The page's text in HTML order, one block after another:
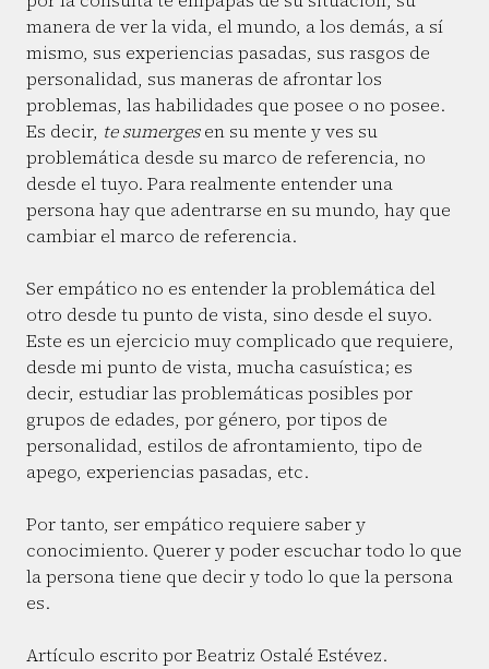
manera de ver la vida, el mundo, a los demás, a sí
mismo, sus experiencias pasadas, sus rasgos de
personalidad, sus maneras de afrontar los
problemas, las habilidades que posee o no posee.
Es decir, te sumergesen su mente y ves su
problemática desde su marco de referencia, no
desde el tuyo. Para realmente entender una
persona hay que adentrarse en su mundo, hay que
cambiar el marco de referencia.
Ser empático no es entender la problemática del
otro desde tu punto de vista, sino desde el suyo.
Este es un ejercicio muy complicado que requiere,
desde mi punto de vista, mucha casuística; es
decir, estudiar las problemáticas posibles por
grupos de edades, por género, por tipos de
personalidad, estilos de afrontamiento, tipo de
apego, experiencias pasadas, etc.
Por tanto, ser empático requiere saber y
conocimiento. Querer y poder escuchar todo lo que
la persona tiene que decir y todo lo que la persona
es.
Artículo escrito por Beatriz Ostalé Estévez.